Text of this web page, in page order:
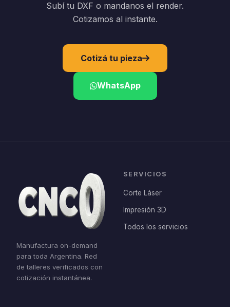
Subí tu DXF o mandanos el render.
Cotizamos al instante.
Cotizá tu pieza
WhatsApp
Manufactura on-demand
para toda Argentina. Red
de talleres verificados con
cotización instantánea.
SERVICIOS
Corte Láser
Impresión 3D
Todos los servicios